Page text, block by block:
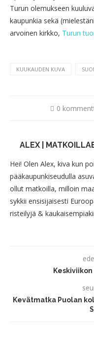
Turun olemukseen
kaupunkia sekä
arvoinen kirkko, Turun
KUUKAUDEN KUVA
0
ALEX |
Hei! Olen Alex, kiva kun
pääkaupunkiseudulla
ollut matkoilla, milloin
sykkii ensisijaisesti
risteilyjä &
Kevätmatka Puolan